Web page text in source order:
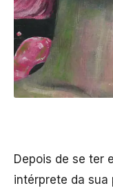
Depois de se ter
intérprete da sua